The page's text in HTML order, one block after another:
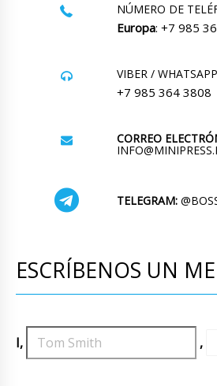
NÚMERO DE
Europa: +7 985
VIBER / WHATSAPP
+7 985 364 3808
CORREO
TELEGRAM:
ESCRÍBENOS UN
I, ,